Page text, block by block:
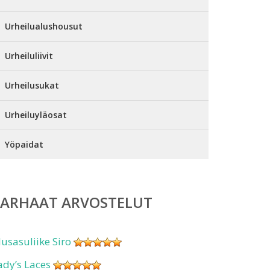
Urheilualushousut
Urheiluliivit
Urheilusukat
Urheiluyläosat
Yöpaidat
ARVOSTELUT
Siro
Laces